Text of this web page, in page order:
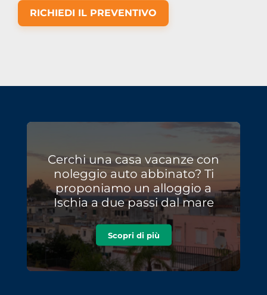
RICHIEDI IL PREVENTIVO
Cerchi una casa vacanze con
noleggio auto abbinato? Ti
proponiamo un alloggio a
Ischia a due passi dal mare
Scopri di più